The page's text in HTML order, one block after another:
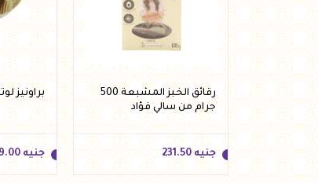
الشوفان
من لينو
رقائق الخبز المشبعة 500
جرام من سالي فؤاد
جنيه 231.50
براونيز
جنيه